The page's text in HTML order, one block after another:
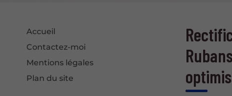
Accueil
Contactez-moi
Mentions légales
Plan du site